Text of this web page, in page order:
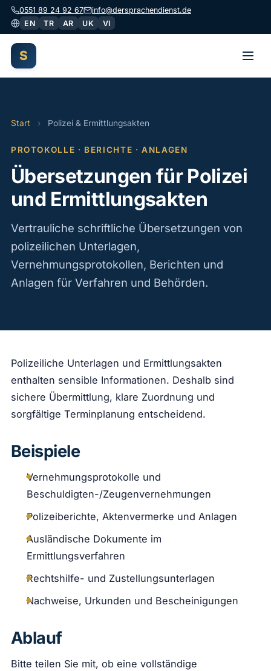
0551 89 24 92 67
info@dersprachendienst.de
EN
TR AR UK VI
S
Start › Polizei & Ermittlungsakten
PROTOKOLLE · BERICHTE · ANLAGEN
Übersetzungen für Polizei
und Ermittlungsakten
Vertrauliche schriftliche Übersetzungen von
polizeilichen Unterlagen,
Vernehmungsprotokollen, Berichten und
Anlagen für Verfahren und Behörden.
Polizeiliche Unterlagen und Ermittlungsakten
enthalten sensible Informationen. Deshalb sind
sichere Übermittlung, klare Zuordnung und
sorgfältige Terminplanung entscheidend.
Beispiele
Vernehmungsprotokolle und
Beschuldigten-/Zeugenvernehmungen
Polizeiberichte, Aktenvermerke und Anlagen
Ausländische Dokumente im
Ermittlungsverfahren
Rechtshilfe- und Zustellungsunterlagen
Nachweise, Urkunden und Bescheinigungen
Ablauf
Bitte teilen Sie mit, ob eine vollständige